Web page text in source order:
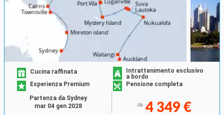
Cucina raffinata
Intrattenimento esclusivo
a bordo
Esperienza Premium
Pensione completa
da 4 349 €
Partenza da Sydney
mar 04 gen 2028